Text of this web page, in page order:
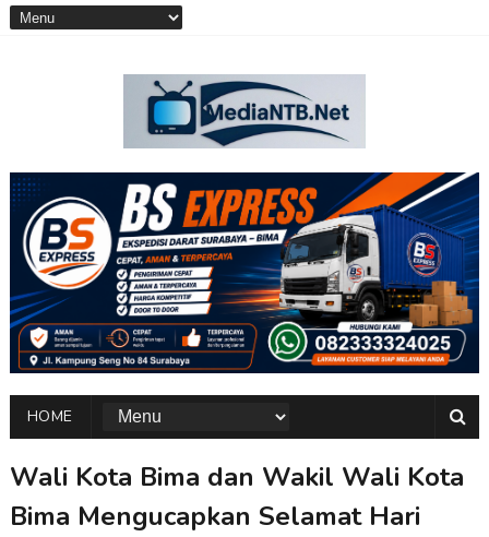
HOME
Wali Kota Bima dan Wakil Wali Kota
Bima Mengucapkan Selamat Hari